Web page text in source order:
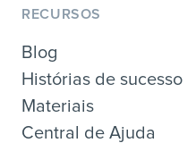
RECURSOS
Blog
Histórias de sucesso
Materiais
Central de Ajuda